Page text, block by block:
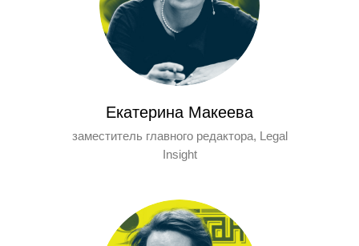
Екатерина Макеева
заместитель главного редактора, Legal
Insight